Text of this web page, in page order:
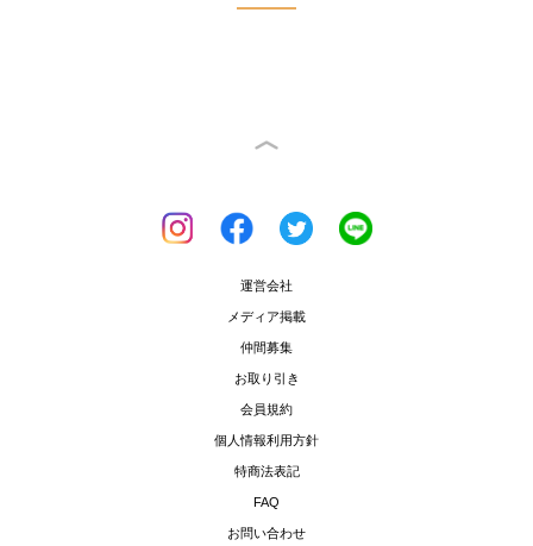
運営会社
メディア掲載
仲間募集
お取り引き
会員規約
個人情報利用方針
特商法表記
FAQ
お問い合わせ